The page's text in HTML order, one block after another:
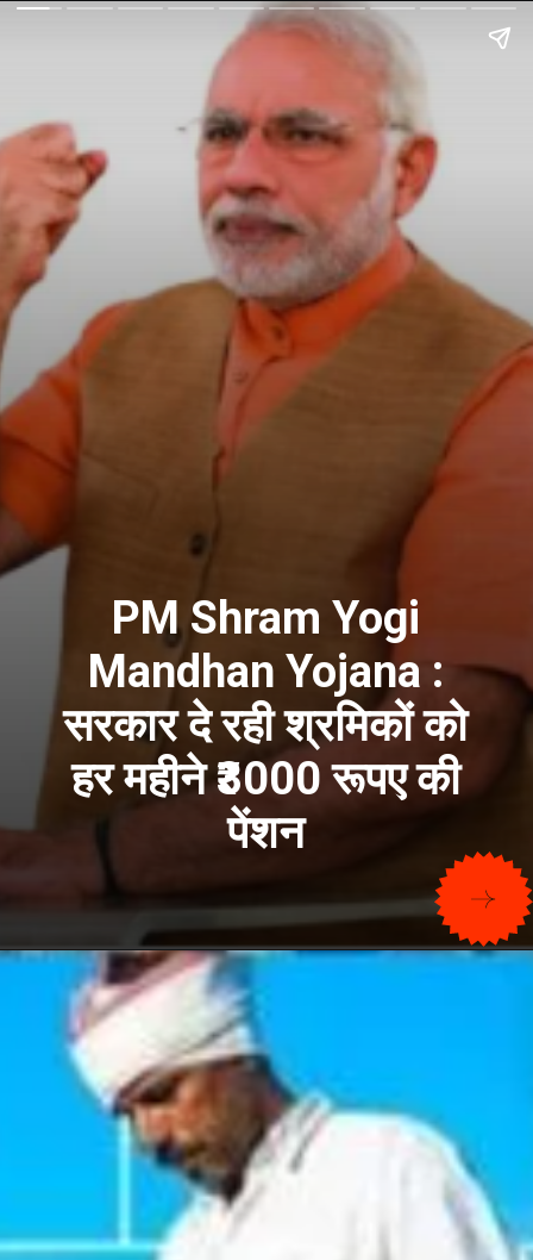
PM Shram Yogi
Mandhan Yojana :
सरकार दे रही श्रमिकों को
हर महीने ₹3000 रूपए की
पेंशन